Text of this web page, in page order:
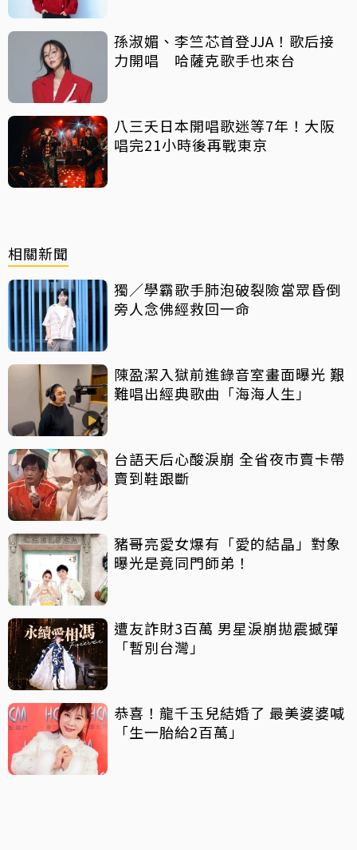
孫淑媚、李竺芯首登JJA！歌后接
力開唱 哈薩克歌手也來台
八三夭日本開唱歌迷等7年！大阪
唱完21小時後再戰東京
相關新聞
獨／學霸歌手肺泡破裂險當眾昏倒
旁人念佛經救回一命
陳盈潔入獄前進錄音室畫面曝光 艱
難唱出經典歌曲「海海人生」
台語天后心酸淚崩 全省夜市賣卡帶
賣到鞋跟斷
豬哥亮愛女爆有「愛的結晶」對象
曝光是竟同門師弟！
遭友詐財3百萬 男星淚崩拋震撼彈
「暫別台灣」
恭喜！龍千玉兒結婚了 最美婆婆喊
「生一胎給2百萬」